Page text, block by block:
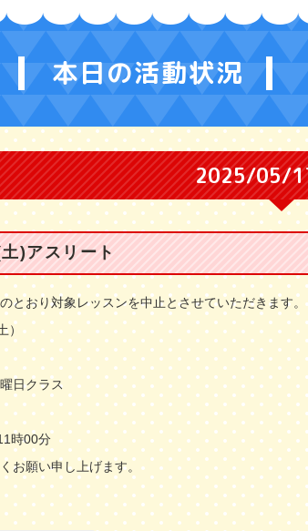
本日の活動状況
2025/05/
)アスリート
とおり対象レッスンを中止とさせていただきます。
）
日クラス
時00分
お願い申し上げます。